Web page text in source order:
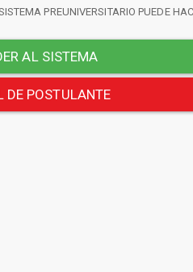
PREUNIVERSITARIO PUEDE
AL SISTEMA
DE POSTULANTE